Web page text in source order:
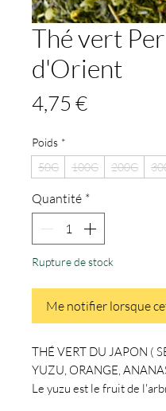
Thé vert
d'Orient
4,75 €Prix
Poids *
50G
100G 200G
Quantité *
Rupture de stock
Me notifier lorsque
THÉ VERT DU JAPON (
YUZU, ORANGE,
Le yuzu est le fruit de